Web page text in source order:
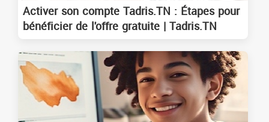
Activer son compte Tadris.TN : Étapes pour
bénéficier de l'offre gratuite | Tadris.TN